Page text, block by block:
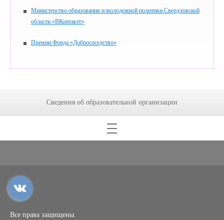
Министерство образования и молодежной политики Свердловской
области «ВКонтакте»
Премии Фонда «Добрососедство»
Сведения об образовательной организации
Все права защищены.